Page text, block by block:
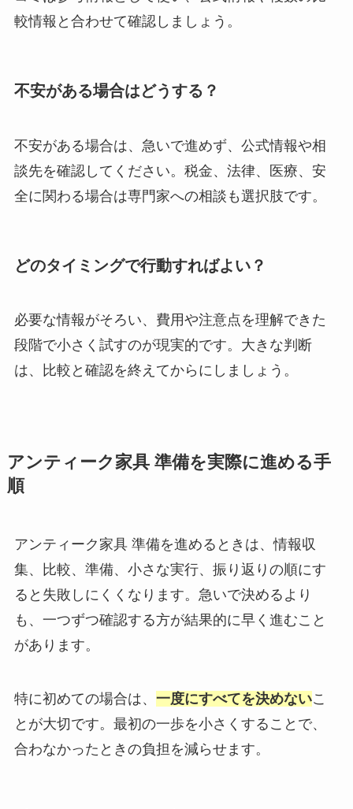
較情報と合わせて確認しましょう。
不安がある場合はどうする？
不安がある場合は、急いで進めず、公式情報や相
談先を確認してください。税金、法律、医療、安
全に関わる場合は専門家への相談も選択肢です。
どのタイミングで行動すればよい？
必要な情報がそろい、費用や注意点を理解できた
段階で小さく試すのが現実的です。大きな判断
は、比較と確認を終えてからにしましょう。
アンティーク家具 準備を実際に進める手
順
アンティーク家具 準備を進めるときは、情報収
集、比較、準備、小さな実行、振り返りの順にす
ると失敗しにくくなります。急いで決めるより
も、一つずつ確認する方が結果的に早く進むこと
があります。
特に初めての場合は、 一度にすべてを決めないこ
とが大切です。最初の一歩を小さくすることで、
合わなかったときの負担を減らせます。